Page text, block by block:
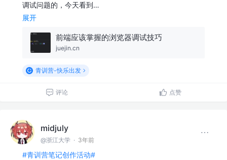
调试问题的，今天看到…
展开
前端应该掌握的浏览器调试技巧
juejin.cn
青训营-快乐出发
评论 点赞
midjuly
@浙江大学 · 3年前
#青训营笔记创作活动#